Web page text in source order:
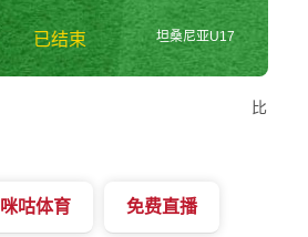
已结束 坦桑尼亚U17
咪咕体育 免费直播
比